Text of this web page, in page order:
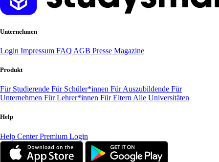
Unternehmen
Login Impressum FAQ AGB Presse Magazine
Produkt
Für Studierende Für Schüler*innen Für Auszubildende Für
Unternehmen Für Lehrer*innen Für Eltern Alle Universitäten
Help
Help CenterPremium Login